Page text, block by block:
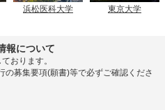
浜松医科大学 東京大学
報について
おります。
募集要項(願書)等で必ずご確認くださ